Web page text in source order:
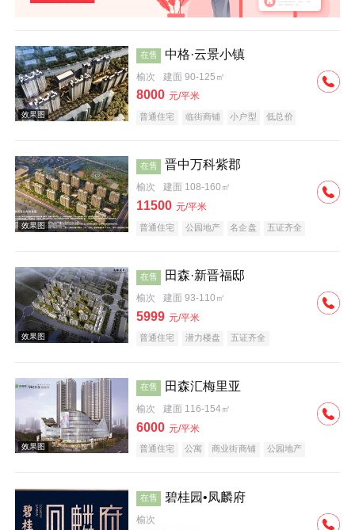
效果图
在售 中格·云景小镇
榆次 建面 90-125㎡
8000 元/平米
普通住宅 临街商铺 小户型
低总价
在售 晋中万科紫郡
榆次 建面 108-160㎡
11500 元/平米
普通住宅 公园地产 名企盘 五证齐全
在售 田森·新晋福邸
榆次 建面 93-110㎡
5999 元/平米
普通住宅 潜力楼盘 五证齐全
在售 田森汇梅里亚
榆次 建面 116-154㎡
6000 元/平米
普通住宅 公寓 商业街商铺
公园地产
在售 碧桂园•凤麟府
榆次